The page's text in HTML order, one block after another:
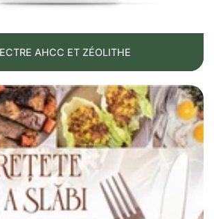
AHCC ET ZÉOLITHE